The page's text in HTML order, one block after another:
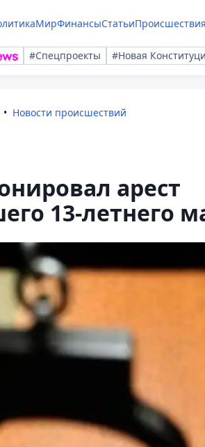
МирФинансыСтатьиПроисшествия
#Спецпроекты #Новая
Новости происшествий
арест
13-летнего